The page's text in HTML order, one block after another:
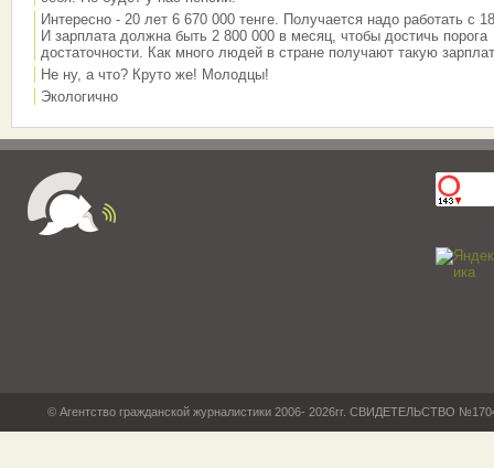
Интересно - 20 лет 6 670 000 тенге. Получается надо работать с
И зарплата должна быть 2 800 000 в месяц, чтобы достичь порога
достаточности. Как много людей в стране получают такую
Не ну, а что? Круто же! Молодцы!
Экологично
© Агентство гражданской журналистики 2006- 2026гг. СВИДЕТЕЛЬСТВО